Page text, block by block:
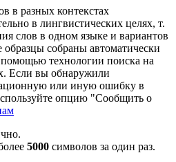
в разных контекстах
в лингвистических целях, т.
слов в одном языке и вариантов
собраны автоматически
технологии поиска на
Если вы обнаружили
или иную ошибку в
опцию "Сообщить о
5000 символов за один раз.